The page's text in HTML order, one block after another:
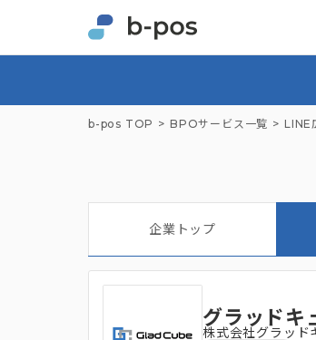
b-pos TOP BPOサービス一覧 LINE
企業トップ
グラッドキ
株式会社グラッド